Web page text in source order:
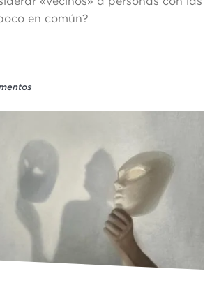
en común?